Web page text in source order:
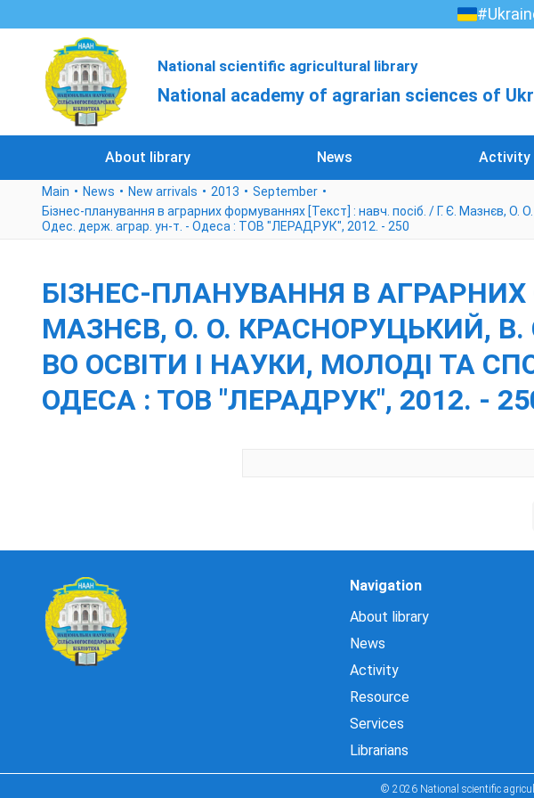
National scientific agricultural library
National academy of agrarian sciences of
About library News Activity
Main News New arrivals 2013
September
Бізнес-планування в аграрних формуваннях [Текст] : навч. посіб. / Г. Є. Мазнєв, О.
Одес. держ. аграр. ун-т. - Одеса : ТОВ "ЛЕРАДРУК", 2012. - 250
БІЗНЕС-ПЛАНУВАННЯ В
МАЗНЄВ, О. О. КРАСНОРУЦЬКИЙ, В.
ВО ОСВІТИ І НАУКИ, МОЛОДІ ТА
ОДЕСА : ТОВ "ЛЕРАДРУК", 2012. -
Navigation
About library
News
Activity
Resource
Services
Librarians
© 2026 National scientific